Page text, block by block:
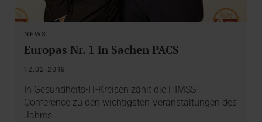
NEWS
Europas Nr. 1 in Sachen PACS
12.02.2019
In Gesundheits-IT-Kreisen zählt die HIMSS
Conference zu den wichtigsten Veranstaltungen des
Jahres.…